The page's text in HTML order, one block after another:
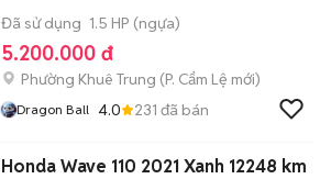
Đã sử dụng 1.5 HP (ngựa)
5.200.000 đ
Phường Khuê Trung (P. Cẩm Lệ mới)
Dragon Ball 4.0 231 đã bán
Honda Wave 110 2021 Xanh 12248 km